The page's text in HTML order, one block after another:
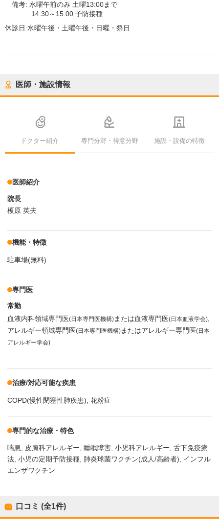
備考:水曜午前のみ 土曜13:00まで
14:30～15:00 予防接種
休診日:水曜午後・土曜午後・日曜・祭日
医師・施設情報
ドクター紹介 専門分野・得意分野 施設・設備の特徴
医師紹介
院長
榎原 英夫
機能・特徴
駐車場(無料)
専門医
常勤
血液内科領域専門医(日本専門医機構)または血液専門医(日本血液学会)
アレルギー領域専門医(日本専門医機構)またはアレルギー専門医(日本
アレルギー学会)
治療/対応可能な疾患
COPD(慢性閉塞性肺疾患) 花粉症
専門的な治療・特色
喘息 皮膚科アレルギー 睡眠障害 小児科アレルギー 舌下免疫療
法 小児の定期予防接種 肺炎球菌ワクチン(成人/高齢者)
インフル
エンザワクチン
口コミ (全1件)